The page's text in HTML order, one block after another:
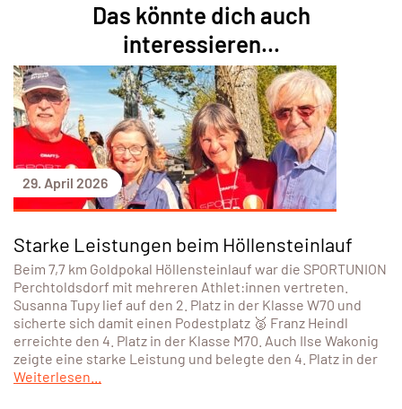
Das könnte dich auch
interessieren...
29. April 2026
Starke Leistungen beim Höllensteinlauf
Beim 7,7 km Goldpokal Höllensteinlauf war die SPORTUNION
Perchtoldsdorf mit mehreren Athlet:innen vertreten.
Susanna Tupy lief auf den 2. Platz in der Klasse W70 und
sicherte sich damit einen Podestplatz 🥈 Franz Heindl
erreichte den 4. Platz in der Klasse M70. Auch Ilse Wakonig
zeigte eine starke Leistung und belegte den 4. Platz in der
Weiterlesen...